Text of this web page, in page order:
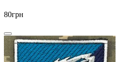
80грн